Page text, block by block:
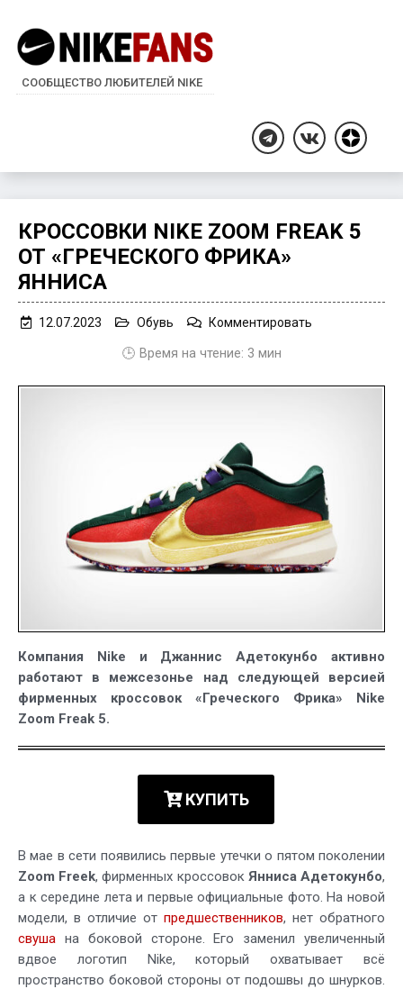
СООБЩЕСТВО ЛЮБИТЕЛЕЙ NIKE
TelegramВКонтакте
Дзен
КРОССОВКИ NIKE ZOOM FREAK 5
ОТ «ГРЕЧЕСКОГО ФРИКА»
ЯННИСА
12.07.2023 Обувь Комментировать
Фрика»
Янниса
🕒 Время на чтение: 3 мин
Компания Nike и Джаннис Адетокунбо активно
работают в межсезонье над следующей версией
фирменных кроссовок «Греческого Фрика» Nike
Zoom Freak 5.
КУПИТЬ
В мае в сети появились первые утечки о пятом поколении
Zoom Freek, фирменных кроссовок Янниса Адетокунбо,
а к середине лета и первые официальные фото. На новой
модели, в отличие от предшественников, нет обратного
свуша на боковой стороне. Его заменил увеличенный
вдвое логотип Nike, который охватывает всё
пространство боковой стороны от подошвы до шнурков.